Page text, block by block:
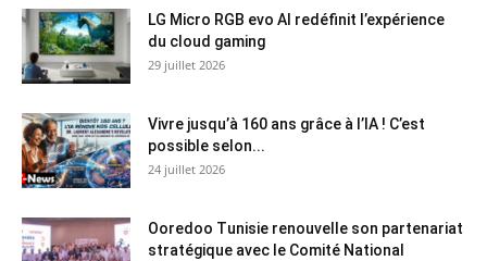
LG Micro RGB evo AI redéfinit l’expérience
du cloud gaming
29 juillet 2026
Vivre jusqu’à 160 ans grâce à l’IA ! C’est
possible selon...
24 juillet 2026
Ooredoo Tunisie renouvelle son partenariat
stratégique avec le Comité National